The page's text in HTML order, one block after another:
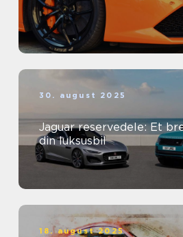
30. august 2025
Jaguar reservedele: Et
din luksusbil
18. august 2025